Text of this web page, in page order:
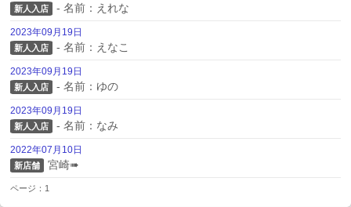
新人入店 - 名前：えれな
2023年09月19日
新人入店 - 名前：えなこ
2023年09月19日
新人入店 - 名前：ゆの
2023年09月19日
新人入店 - 名前：なみ
2022年07月10日
新店舗 宮崎➠
ページ：1